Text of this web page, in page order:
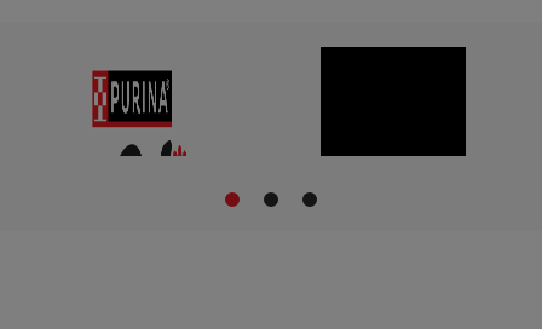
1 2 3